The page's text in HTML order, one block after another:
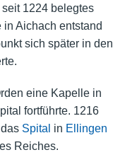
1224 belegtes
Aichach entstand
sich später in den
eine Kapelle in
fortführte. 1216
Spital in Ellingen
Reiches.